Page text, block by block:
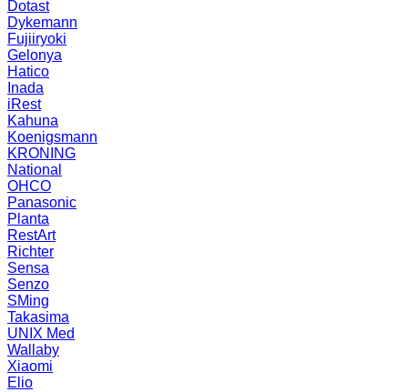
Dotast
Dykemann
Fujiiryoki
Gelonya
Hatico
Inada
iRest
Kahuna
Koenigsmann
KRONING
National
OHCO
Panasonic
Planta
RestArt
Richter
Sensa
Senzo
SMing
Takasima
UNIX Med
Wallaby
Xiaomi
Elio